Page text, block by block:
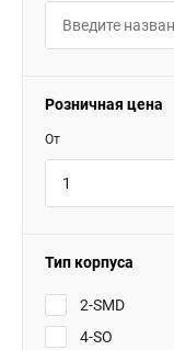
Розничная цена
От
Тип корпуса
2-SMD
4-SO